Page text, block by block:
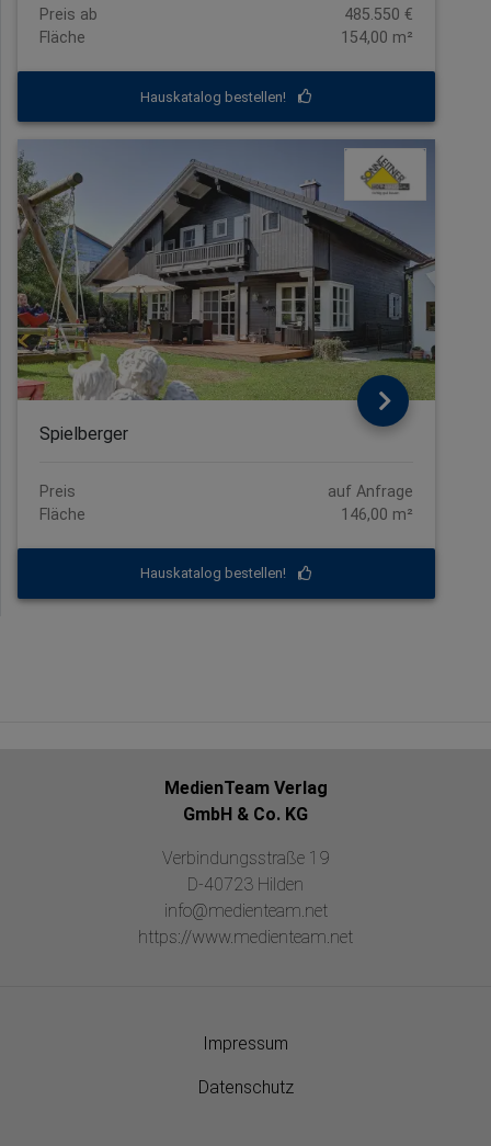
Preis ab
485.550 €
Fläche
154,00 m²
Hauskatalog bestellen!
Spielberger
Preis
auf Anfrage
Fläche
146,00 m²
Hauskatalog bestellen!
MedienTeam Verlag
GmbH & Co. KG
Verbindungsstraße 19
D-40723 Hilden
info@medienteam.net
https://www.medienteam.net
Impressum
Datenschutz